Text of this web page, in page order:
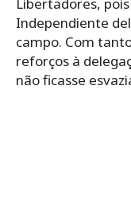
Independiente
campo. Com
reforços à
não ficasse